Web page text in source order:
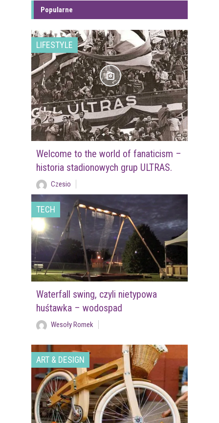
Popularne
LIFESTYLE
Welcome to the world of fanaticism –
historia stadionowych grup ULTRAS.
Czesio
TECH
Waterfall swing, czyli nietypowa
huśtawka – wodospad
Wesoły Romek
ART & DESIGN